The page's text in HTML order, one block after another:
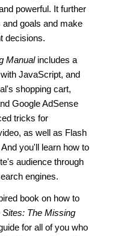
powerful. It further
goals and make
decisions.
Manualincludes a
JavaScript, and
shopping cart,
Google AdSense
tricks for
as well as Flash
you'll learn how to
audience through
engines.
book on how to
Sites: The Missing
for all of you who